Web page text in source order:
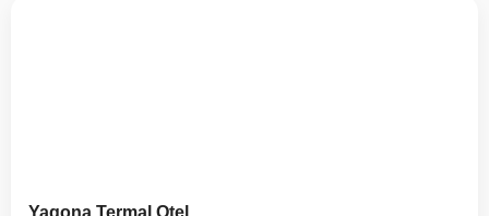
Yagona Termal Otel